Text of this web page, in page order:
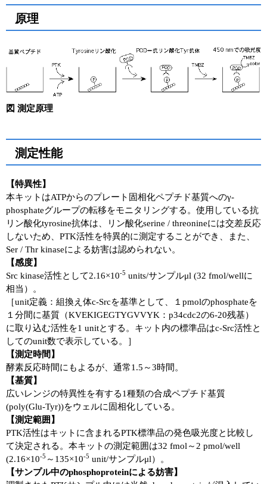
原理
図 測定原理
測定性能
【特異性】
本キットはATPからのプレート固相化ペプチド基質へのγ-
phosphateグループの転移をモニタリングする。使用している抗
リン酸化tyrosine抗体は、リン酸化serine / threonineには交差反応
しないため、PTK活性を特異的に測定することができ、また、
Ser / Thr kinaseによる妨害は認められない。
【感度】
Src kinase活性として2.16×10-5 units/サンプルμl (32 fmol/wellに
相当）。
［unit定義：組換え体c-Srcを基準として、１pmolのphosphateを
１分間に基質（KVEKIGEGTYGVVYK：p34cdc2の6-20残基）
に取り込む活性を1 unitとする。キット内の標準品はc-Src活性と
してのunit数で表示している。］
【測定時間】
酵素反応時間にもよるが、通常1.5～3時間。
【基質】
広いレンジの特異性を有する1種類の合成ペプチド基質
(poly(Glu-Tyr))をウェルに固相化している。
【測定範囲】
PTK活性はキットに含まれるPTK標準品の発色吸光度と比較し
て決定される。本キットの測定範囲は32 fmol～2 pmol/well
(2.16×10-5 ～135×10-5 unit/サンプルμl）。
【サンプル中のphosphoproteinによる妨害】